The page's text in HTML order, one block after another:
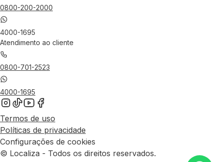
0800-200-2000
4000-1695
Atendimento ao cliente
0800-701-2523
4000-1695
Termos de uso
Políticas de privacidade
Configurações de cookies
© Localiza - Todos os direitos reservados.